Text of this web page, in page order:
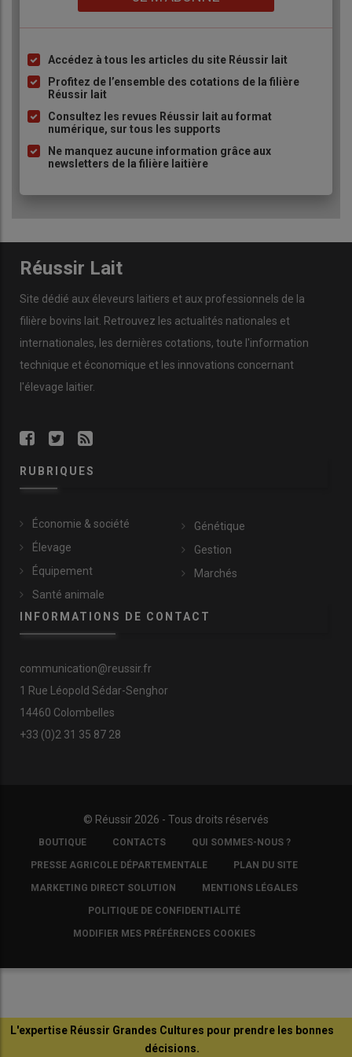
Liste
à
puce
Accédez à tous les articles du site Réussir lait
Profitez de l’ensemble des cotations de la filière
Réussir lait
Consultez les revues Réussir lait au format
numérique, sur tous les supports
Ne manquez aucune information grâce aux
newsletters de la filière laitière
Réussir Lait
Site dédié aux éleveurs laitiers et aux professionnels de la
filière bovins lait. Retrouvez les actualités nationales et
internationales, les dernières cotations, toute l'information
technique et économique et les innovations concernant
l'élevage laitier.
RUBRIQUES
Économie & société
Élevage
Équipement
Santé animale
Génétique
Gestion
Marchés
INFORMATIONS DE CONTACT
communication@reussir.fr
1 Rue Léopold Sédar-Senghor
14460 Colombelles
+33 (0)2 31 35 87 28
© Réussir 2026 - Tous droits réservés
FOOTER
COPYRIGHT
BOUTIQUE CONTACTS QUI SOMMES-NOUS ?
PRESSE AGRICOLE DÉPARTEMENTALE PLAN DU SITE
MARKETING DIRECT SOLUTION MENTIONS LÉGALES
POLITIQUE DE CONFIDENTIALITÉ
MODIFIER MES PRÉFÉRENCES COOKIES
L'expertise Réussir Grandes Cultures pour prendre les bonnes
décisions.